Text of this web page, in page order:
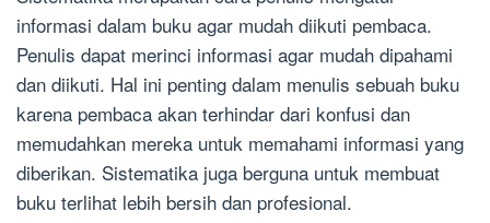
informasi dalam buku agar mudah diikuti pembaca.
Penulis dapat merinci informasi agar mudah dipahami
dan diikuti. Hal ini penting dalam menulis sebuah buku
karena pembaca akan terhindar dari konfusi dan
memudahkan mereka untuk memahami informasi yang
diberikan. Sistematika juga berguna untuk membuat
buku terlihat lebih bersih dan profesional.